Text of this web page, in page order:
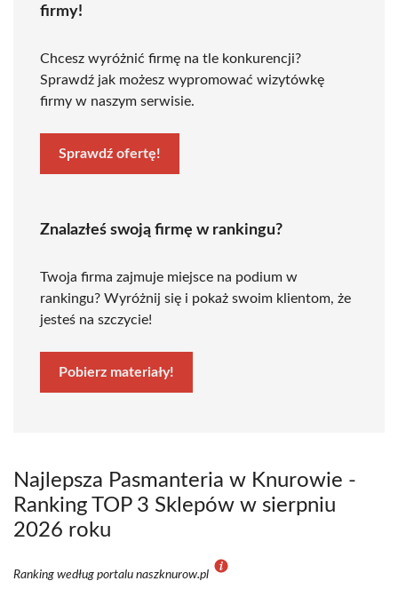
firmy!
Chcesz wyróżnić firmę na tle konkurencji?
Sprawdź jak możesz wypromować wizytówkę
firmy w naszym serwisie.
Sprawdź ofertę!
Znalazłeś swoją firmę w rankingu?
Twoja firma zajmuje miejsce na podium w
rankingu? Wyróżnij się i pokaż swoim klientom, że
jesteś na szczycie!
Pobierz materiały!
Najlepsza Pasmanteria w Knurowie -
Ranking TOP 3 Sklepów w sierpniu
2026 roku
Ranking według portalu naszknurow.pl